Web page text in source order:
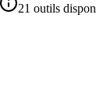
21 outils